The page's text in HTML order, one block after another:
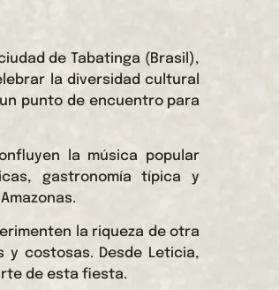
de Tabatinga (Brasil),
la diversidad cultural
punto de encuentro para
la música popular
gastronomía típica y
la riqueza de otra
costosas. Desde Leticia,
de esta fiesta.